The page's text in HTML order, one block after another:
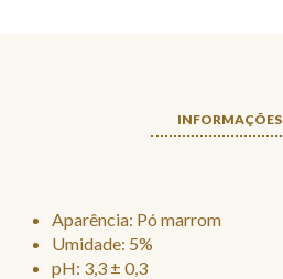
INFORMAÇÕES
Aparência: Pó marrom
Umidade: 5%
pH: 3,3 ± 0,3